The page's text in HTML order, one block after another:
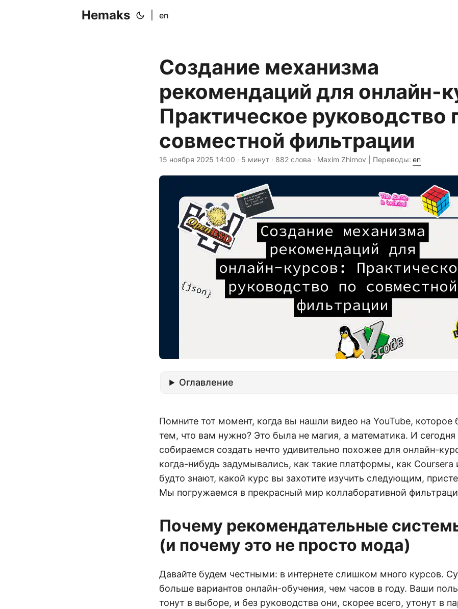
Hemaks en
Создание механизма
рекомендаций для онлайн-
Практическое руководство
совместной фильтрации
15 ноября 2025 14:00 · 5 минут · 882 слова · Maxim Zhirnov | Переводы: en
Оглавление
Помните тот момент, когда вы нашли видео на YouTube,
тем, что вам нужно? Это была не магия, а математика. И
собираемся создать нечто удивительно похожее для онлайн-
когда-нибудь задумывались, как такие платформы, как Coursera
будто знают, какой курс вы захотите изучить следующим,
Мы погружаемся в прекрасный мир коллаборативной
Почему рекомендательные
(и почему это не просто мода)
Давайте будем честными: в интернете слишком много курсов.
больше вариантов онлайн-обучения, чем часов в году. Ваши
тонут в выборе, и без руководства они, скорее всего, утонут в